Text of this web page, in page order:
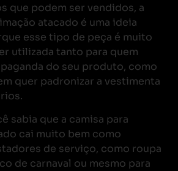
que podem ser vendidos, a
atacado é uma ideia
esse tipo de peça é muito
utilizada tanto para quem
do seu produto, como
quer padronizar a vestimenta
sabia que a camisa para
cai muito bem como
de serviço, como roupa
de carnaval ou mesmo para